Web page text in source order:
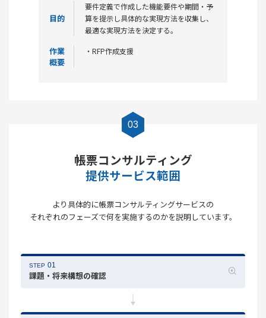
目的
要件定義で作成した機能要件や期間・予
算を提示し具体的な実現方法を収集し、
最適な実現方法を決定する。
作業
概要
・RFP作成支援
03
帳票コンサルティング
提供サービス範囲
より具体的に帳票コンサルティングサービスの
それぞれのフェーズで何を実施するのかを説明しています。
STEP 01
課題・将来構想の確認